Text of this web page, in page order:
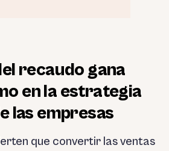
recaudo gana
en la estrategia
las empresas
que convertir las ventas